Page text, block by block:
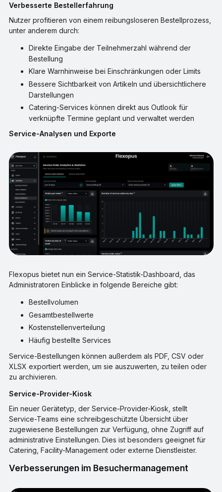
Verbesserte Bestellerfahrung
Nutzer profitieren von einem reibungsloseren Bestellprozess,
unter anderem durch:
Direkte Eingabe der Teilnehmerzahl während der
Bestellung
Klare Warnhinweise bei Einschränkungen oder Limits
Bessere Sichtbarkeit von Artikeln und übersichtlichere
Darstellungen
Catering-Services können direkt aus Outlook für
verknüpfte Termine geplant und verwaltet werden
Service-Analysen und Exporte
Flexopus bietet nun ein Service-Statistik-Dashboard, das
Administratoren Einblicke in folgende Bereiche gibt:
Bestellvolumen
Gesamtbestellwerte
Kostenstellenverteilung
Häufig bestellte Services
Service-Bestellungen können außerdem als PDF, CSV oder
XLSX exportiert werden, um sie auszuwerten, zu teilen oder
zu archivieren.
Service-Provider-Kiosk
Ein neuer Gerätetyp, der Service-Provider-Kiosk, stellt
Service-Teams eine schreibgeschützte Übersicht über
zugewiesene Bestellungen zur Verfügung, ohne Zugriff auf
administrative Einstellungen. Dies ist besonders geeignet für
Catering, Facility-Management oder externe Dienstleister.
Verbesserungen im Besuchermanagement